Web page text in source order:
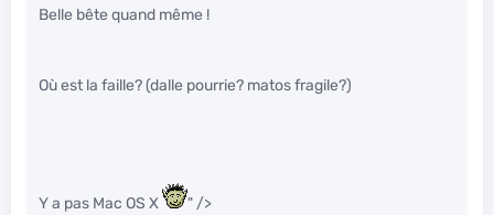
Belle bête quand même !
Où est la faille? (dalle pourrie? matos fragile?)
Y a pas Mac OS X " />